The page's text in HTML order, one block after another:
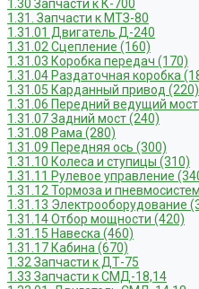
1.30 Запчасти к К-700
1.31. Запчасти к МТЗ-80
1.31.01 Двигатель Д-240
1.31.02 Сцепление (160)
1.31.03 Коробка передач (170)
1.31.04 Раздаточная коробка
1.31.05 Карданный привод (220)
1.31.06 Передний ведущий
1.31.07 Задний мост (240)
1.31.08 Рама (280)
1.31.09 Передняя ось (300)
1.31.10 Колеса и ступицы (310)
1.31.11 Рулевое управление
1.31.12 Тормоза и
1.31.13 Электрооборудование
1.31.14 Отбор мощности (420)
1.31.15 Навеска (460)
1.31.17 Кабина (670)
1.32 Запчасти к ДТ-75
1.33 Запчасти к СМД-18,14